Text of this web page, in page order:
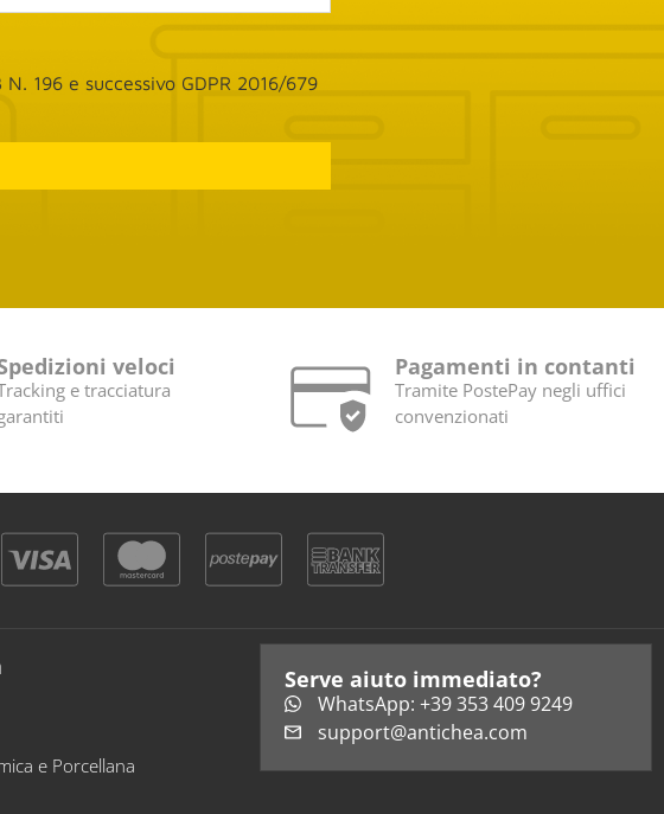
196 e successivo GDPR 2016/679
veloci
e tracciatura
Pagamenti in contanti
Tramite PostePay negli uffici
convenzionati
e Porcellana
Serve aiuto immediato?
WhatsApp: +39 353 409 9249
support@antichea.com